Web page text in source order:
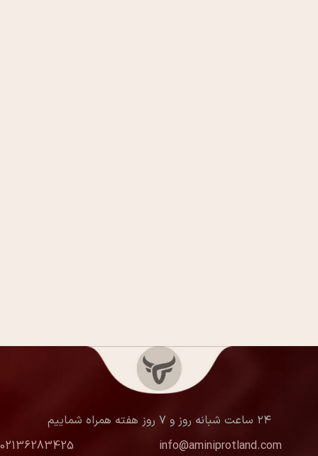
۲۴ ساعت شبانه روز و ۷ روز هفته همراه شماییم
info@aminiprotland.com
02136283425